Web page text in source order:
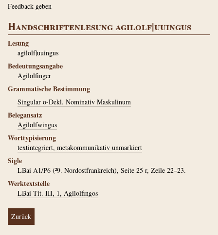
Feedback geben
Handschriftenlesung agilolf|uuingus
Lesung
agilolf|uuingus
Bedeutungsangabe
Agilolfinger
Grammatische Bestimmung
Singular o-Dekl. Nominativ Maskulinum
Belegansatz
Agilolfwingus
Worttypisierung
textintegriert, metakommunikativ unmarkiert
Sigle
LBai A1/P6 (²9. Nordostfrankreich), Seite 25 r, Zeile 22–23.
Werktextstelle
LBai Tit. III, 1, Agilolfingos
Zurück